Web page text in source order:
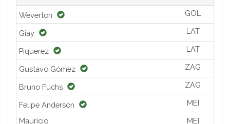
Weverton GOL
Giay LAT
Piquerez LAT
Gustavo Gómez ZAG
Bruno Fuchs ZAG
Felipe Anderson MEI
Maurício MEI